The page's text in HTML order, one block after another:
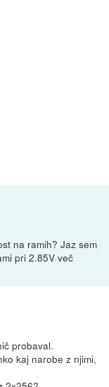
na ramih? Jaz sem
pri 2.85V več
probaval.
kaj narobe z njimi,